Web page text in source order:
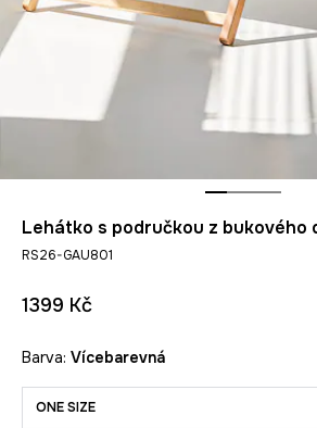
Lehátko s područkou z bukového
RS26-GAU801
1399 Kč
Barva: vícebarevná
ONE SIZE